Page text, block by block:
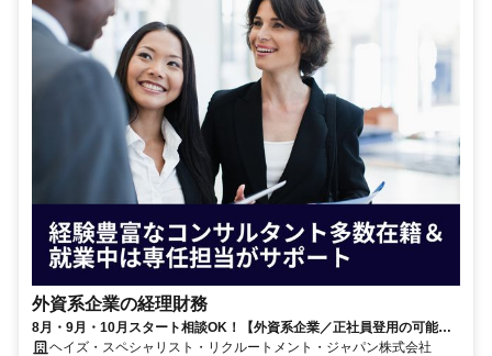
外資系企業の経理財務
8月・9月・10月スタート相談OK！【外資系企業／正社員登用の可能性
大／700万～800万／リモート勤務OK】経理財務
ヘイズ・スペシャリスト・リクルートメント・ジャパン株式会社